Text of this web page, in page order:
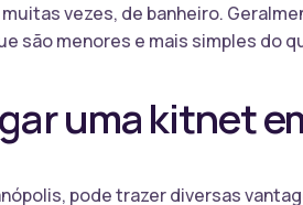
vezes, de banheiro.
são menores e mais simples do
uma kitnet
pode trazer diversas